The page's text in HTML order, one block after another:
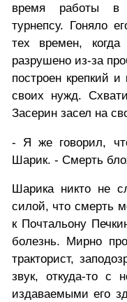
время работы в
турнепсу. Гоняло
тех времен,
разрушено из-за
построен крепкий
своих нужд.
Засерин засел на
- Я же говорил,
Шарик. - Смерть
Шарика никто не
силой, что смерть
к Почтальону
болезнь. Мирно
тракторист,
звук, откуда-то с
издаваемыми его